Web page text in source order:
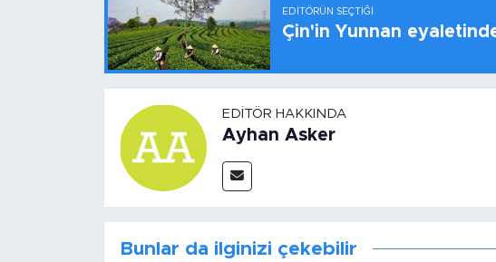
EDITÖRÜN SEÇTIĞI
Çin'in Yunnan
EDITÖR HAKKINDA
Ayhan Asker
Bunlar da ilginizi çekebilir